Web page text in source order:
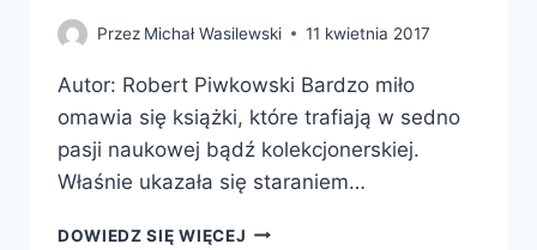
Przez Michał Wasilewski 11 kwietnia 2017
Autor: Robert Piwkowski Bardzo miło
omawia się książki, które trafiają w sedno
pasji naukowej bądź kolekcjonerskiej.
Właśnie ukazała się staraniem…
DOWIEDZ SIĘ WIĘCEJ ODZNAKI